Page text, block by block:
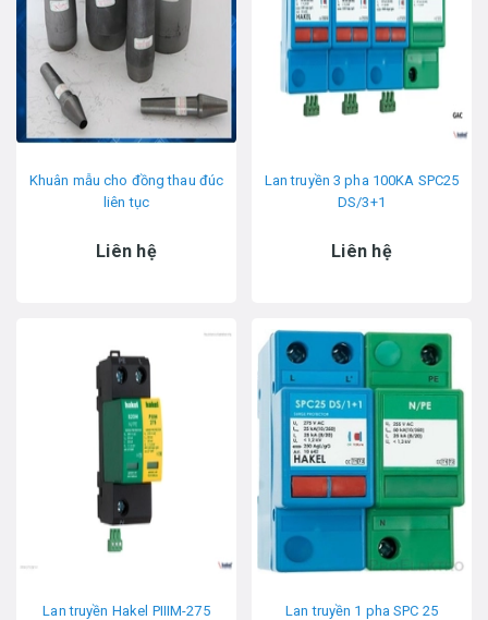
Khuân mẫu cho đồng thau đúc
liên tục
Liên hệ
Lan truyền 3 pha 100KA SPC25
DS/3+1
Liên hệ
Lan truyền Hakel PIIIM-275
Lan truyền 1 pha SPC 25